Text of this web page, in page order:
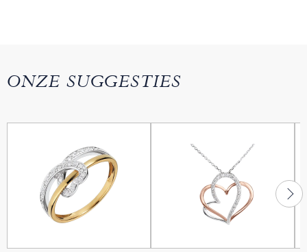
ONZE SUGGESTIES